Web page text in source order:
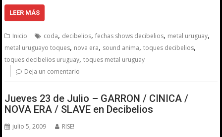
LEER MÁS
Inicio coda, decibelios,fechas shows decibelios, metal uruguay,
metal uruguayo toques, nova era, sound anima,toques decibelios,
toques decibelios uruguay,toques metal uruguay
Deja un comentario
Jueves 23 de Julio – GARRON / CINICA /
NOVA ERA / SLAVE en Decibelios
julio 5, 2009 RISE!